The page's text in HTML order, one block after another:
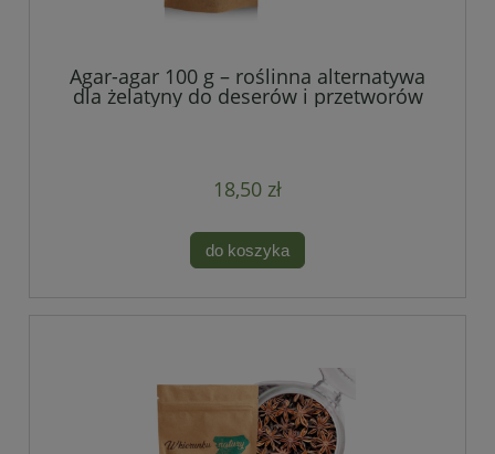
Agar-agar 100 g – roślinna alternatywa
dla żelatyny do deserów i przetworów
18,50 zł
do koszyka